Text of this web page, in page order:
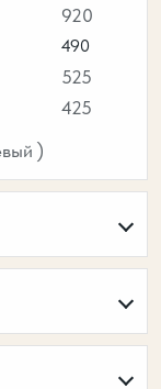
920
490
525
425
)